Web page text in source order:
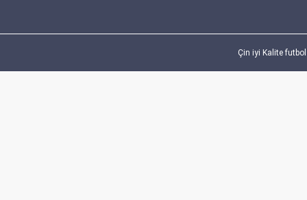
Çin iyi Kalite